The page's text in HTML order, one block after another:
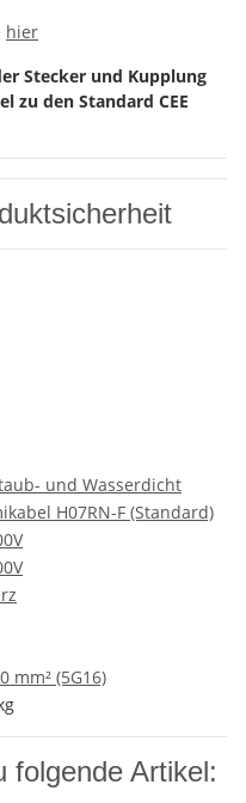
hier
Stecker und Kupplung
zu den Standard CEE
und Wasserdicht
H07RN-F (Standard)
mm² (5G16)
folgende Artikel: